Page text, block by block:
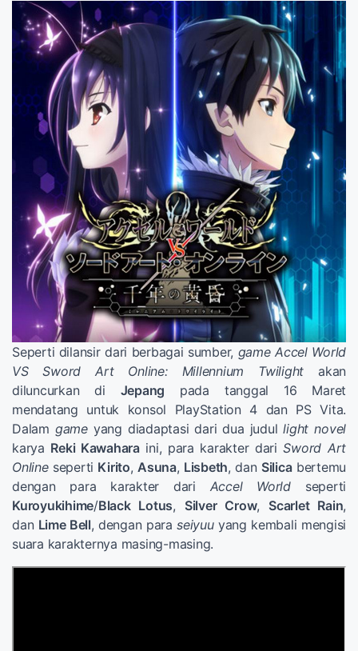
Seperti dilansir dari berbagai sumber, game Accel World
VS Sword Art Online: Millennium Twilight akan
diluncurkan di Jepang pada tanggal 16 Maret
mendatang untuk konsol PlayStation 4 dan PS Vita.
Dalam gameyang diadaptasi dari dua judullight novel
karya Reki Kawaharaini, para karakter dariSword Art
Onlineseperti Kirito,Asuna, Lisbeth, dan Silicabertemu
dengan para karakter dari Accel Worldseperti
Kuroyukihime/Black Lotus, Silver Crow, Scarlet Rain,
dan Lime Bell, dengan paraseiyuuyang kembali mengisi
suara karakternya masing-masing.